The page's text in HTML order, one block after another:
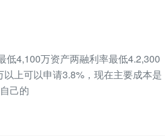
低4,100万资产两融利率最低4.2,300
上可以申请3.8%，现在主要成本是
己的